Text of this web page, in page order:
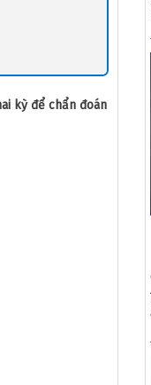
kỳ để chẩn đoán